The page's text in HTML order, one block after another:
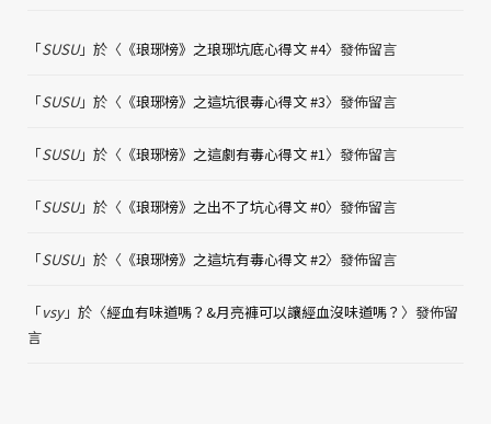
「SUSU」於〈 《琅琊榜》之琅琊坑底心得文 #4〉發佈留言
「SUSU」於〈 《琅琊榜》之這坑很毒心得文 #3〉發佈留言
「SUSU」於〈 《琅琊榜》之這劇有毒心得文 #1 〉發佈留言
「SUSU」於〈 《琅琊榜》之出不了坑心得文 #0〉發佈留言
「SUSU」於〈 《琅琊榜》之這坑有毒心得文 #2〉發佈留言
「vsy」於〈經血有味道嗎？&月亮褲可以讓經血沒味道嗎？ 〉發佈留
言